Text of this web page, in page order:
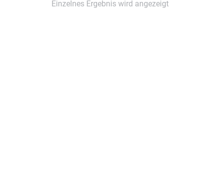
Einzelnes Ergebnis wird angezeigt